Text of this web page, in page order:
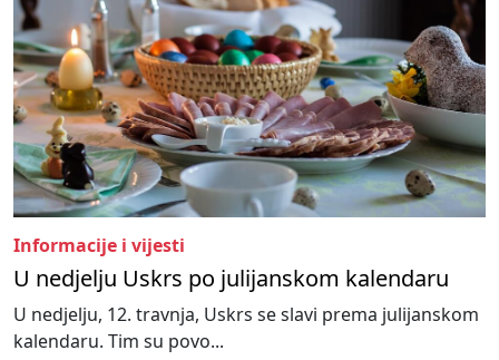
Informacije i vijesti
U nedjelju Uskrs po julijanskom kalendaru
U nedjelju, 12. travnja, Uskrs se slavi prema julijanskom
kalendaru. Tim su povo...